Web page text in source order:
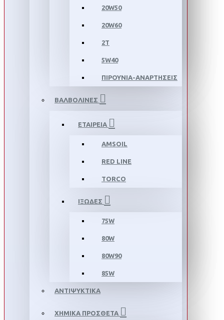
20W50
20W60
2T
5W40
ΠΙΡΟΥΝΙΑ-ΑΝΑΡΤΗΣΕΙΣ
ΒΑΛΒΟΛΙΝΕΣ
ΕΤΑΙΡΕΙΑ
AMSOIL
RED LINE
TORCO
ΙΞΩΔΕΣ
75W
80W
80W90
85W
ΑΝΤΙΨΥΚΤΙΚΑ
ΧΗΜΙΚΑ ΠΡΟΣΘΕΤΑ